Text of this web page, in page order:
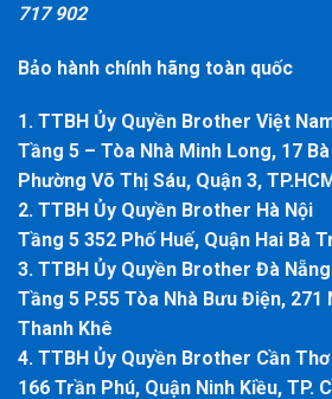
717 902
Bảo hành chính hãng toàn quốc
1. TTBH Ủy Quyền Brother Việt
Tầng 5 – Tòa Nhà Minh Long, 17
Phường Võ Thị Sáu, Quận 3, TP.HCM
2. TTBH Ủy Quyền Brother Hà Nội
Tầng 5 352 Phố Huế, Quận Hai Bà
3. TTBH Ủy Quyền Brother Đà Nẵng
Tầng 5 P.55 Tòa Nhà Bưu Điện, 271
Thanh Khê
4. TTBH Ủy Quyền Brother Cần Thơ
166 Trần Phú, Quận Ninh Kiều, TP.